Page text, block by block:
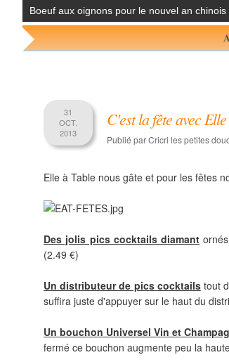
Boeuf aux oignons pour le nouvel an chinois
31
OCT.
2013
C'est la fête avec
Publié par Cricri les petites
Elle à Table nous gâte et pour les fêtes
Des jolis pics cocktails diamant
(2.49 €)
Un distributeur de pics cocktailstout
suffira juste d'appuyer sur le haut du
Un bouchon Universel Vin et
fermé ce bouchon augmente peu la